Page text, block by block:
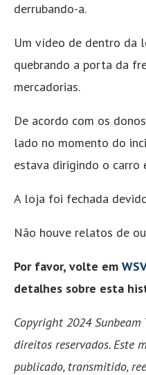
derrubando-a.
Um vídeo de dentro da
quebrando a porta da
mercadorias.
De acordo com os
lado no momento do
estava dirigindo o carro
A loja foi fechada
Não houve relatos de
Por favor, volte em
detalhes sobre esta
Copyright 2024 Sunbeam
direitos reservados. Este
publicado, transmitido,